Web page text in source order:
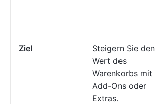
Ziel
Steigern Sie den
Wert des
Warenkorbs mit
Add-Ons oder
Extras.